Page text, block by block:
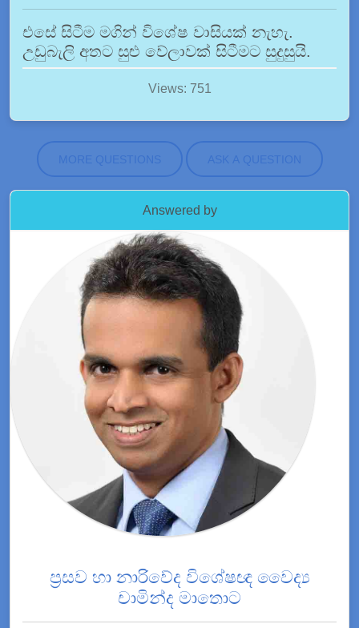
එසේ සිටීම මගින් විශේෂ වාසියක් නැහැ.
උඩුබැලි අතට සුළු වේලාවක් සිටීමට සුදුසුයි.
Views: 751
MORE QUESTIONS ASK A QUESTION
Answered by
ප්‍රසව හා නාරිවේද විශේෂඥ වෛද්‍ය
චාමින්ද මාතොට